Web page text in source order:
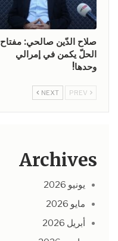
صلاح الدّين صالحي: مفتاح
الحلّ يكمن في إمرالي
وحدها!
NEXT
Archives
يونيو 2026
مايو 2026
أبريل 2026